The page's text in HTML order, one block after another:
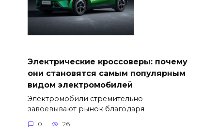
Электрические кроссоверы: почему
они становятся самым популярным
видом электромобилей
Электромобили стремительно
завоевывают рынок благодаря
0 26